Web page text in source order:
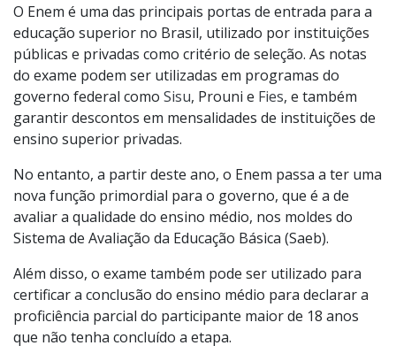
O Enem é uma das principais portas de entrada para a
educação superior no Brasil, utilizado por instituições
públicas e privadas como critério de seleção. As notas
do exame podem ser utilizadas em programas do
governo federal como Sisu, Prouni e Fies, e também
garantir descontos em mensalidades de instituições de
ensino superior privadas.
No entanto, a partir deste ano, o Enem passa a ter uma
nova função primordial para o governo, que é a de
avaliar a qualidade do ensino médio, nos moldes do
Sistema de Avaliação da Educação Básica (Saeb).
Além disso, o exame também pode ser utilizado para
certificar a conclusão do ensino médio para declarar a
proficiência parcial do participante maior de 18 anos
que não tenha concluído a etapa.